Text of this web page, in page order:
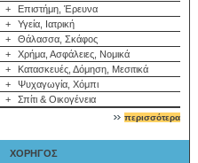
+
Επιστήμη, Έρευνα
+
Υγεία, Ιατρική
+
Θάλασσα, Σκάφος
+
Χρήμα, Ασφάλειες, Νομικά
+
Κατασκευές, Δόμηση, Μεσιτικά
+
Ψυχαγωγία, Χόμπι
+
Σπίτι & Οικογένεια
περισσότερα
ΧΟΡΗΓΟΣ